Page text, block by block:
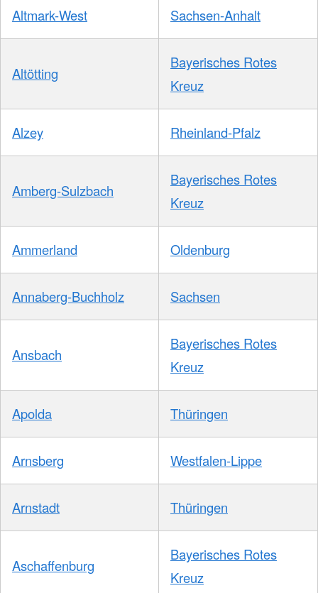
Altmark-West Sachsen-Anhalt
Altötting
Bayerisches Rotes
Kreuz
Alzey Rheinland-Pfalz
Amberg-Sulzbach
Bayerisches Rotes
Kreuz
Ammerland Oldenburg
Annaberg-Buchholz Sachsen
Ansbach
Bayerisches Rotes
Kreuz
Apolda Thüringen
Arnsberg Westfalen-Lippe
Arnstadt Thüringen
Aschaffenburg
Bayerisches Rotes
Kreuz